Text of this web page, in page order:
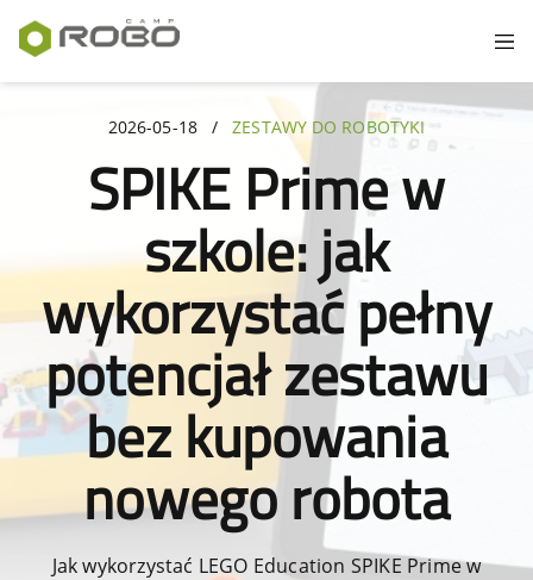
2026-05-18 / ZESTAWY DO ROBOTYKI
SPIKE Prime w
szkole: jak
wykorzystać pełny
potencjał zestawu
bez kupowania
nowego robota
Jak wykorzystać LEGO Education SPIKE Prime w